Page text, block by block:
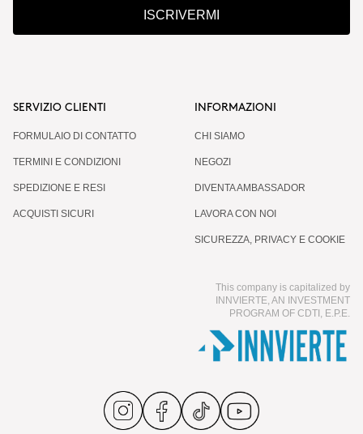
ISCRIVERMI
SERVIZIO CLIENTI
FORMULAIO DI CONTATTO
TERMINI E CONDIZIONI
SPEDIZIONE E RESI
ACQUISTI SICURI
INFORMAZIONI
CHI SIAMO
NEGOZI
DIVENTA AMBASSADOR
LAVORA CON NOI
SICUREZZA, PRIVACY E COOKIE
This company is capitalized by
INNVIERTE, AN INVESTMENT
PROGRAM OF CDTI, E.P.E.